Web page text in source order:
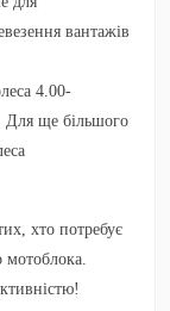
вантажів
4.00-
Для ще більшого
хто потребує
мотоблока.